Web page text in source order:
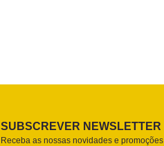
SUBSCREVER NEWSLETTER
Receba as nossas novidades e promoções